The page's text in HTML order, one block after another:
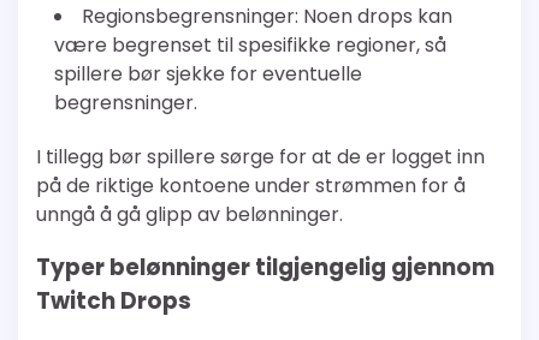
Regionsbegrensninger: Noen drops kan
være begrenset til spesifikke regioner, så
spillere bør sjekke for eventuelle
begrensninger.
I tillegg bør spillere sørge for at de er logget inn
på de riktige kontoene under strømmen for å
unngå å gå glipp av belønninger.
Typer belønninger tilgjengelig gjennom
Twitch Drops